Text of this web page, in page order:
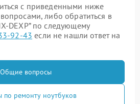
с приведенными ниже
либо обратиться в
DEXP” по следующему
92-43 если не нашли ответ на
Общие вопросы
по ремонту ноутбуков